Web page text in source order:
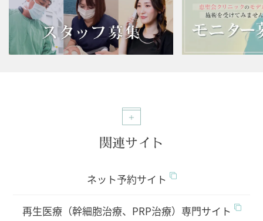
関連サイト
ネット予約サイト
再生医療（幹細胞治療、PRP治療）専門サイト